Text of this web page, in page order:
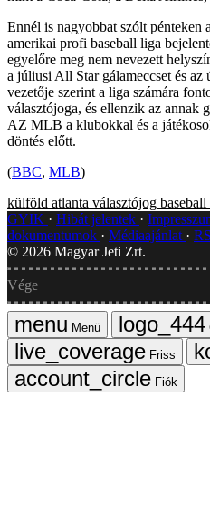
Ennél is nagyobbat szólt pénteken
amerikai profi baseball liga
egyelőre meg nem nevezett
a júliusi All Star gálameccset és
vezetője szerint a liga számára
választójoga, és ellenzik az annak
AZ MLB a klubokkal és a
döntés előtt.
(BBC, MLB)
külföld atlanta választójog baseball
GYIK
Hibát jelentek
dokumentumok
Médiaajánlat
© 2026 Magyar Jeti Zrt.
Vége
Menü
Friss
Fiók